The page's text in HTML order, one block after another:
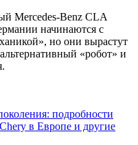
Mercedes-Benz CLA
начинаются с
но они вырастут
«робот» и
подробности
в Европе и другие